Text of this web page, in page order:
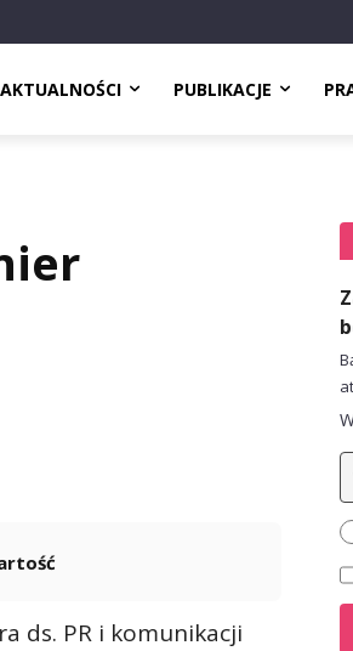
AKTUALNOŚCI PUBLIKACJE
ds. PR i komunikacji